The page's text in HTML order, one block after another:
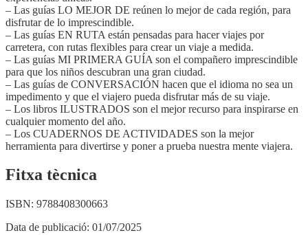
– Las guías LO MEJOR DE reúnen lo mejor de cada región, para
disfrutar de lo imprescindible.
– Las guías EN RUTA están pensadas para hacer viajes por
carretera, con rutas flexibles para crear un viaje a medida.
– Las guías MI PRIMERA GUÍA son el compañero imprescindible
para que los niños descubran una gran ciudad.
– Las guías de CONVERSACIÓN hacen que el idioma no sea un
impedimento y que el viajero pueda disfrutar más de su viaje.
– Los libros ILUSTRADOS son el mejor recurso para inspirarse en
cualquier momento del año.
– Los CUADERNOS DE ACTIVIDADES son la mejor
herramienta para divertirse y poner a prueba nuestra mente viajera.
Fitxa tècnica
ISBN: 9788408300663
Data de publicació: 01/07/2025